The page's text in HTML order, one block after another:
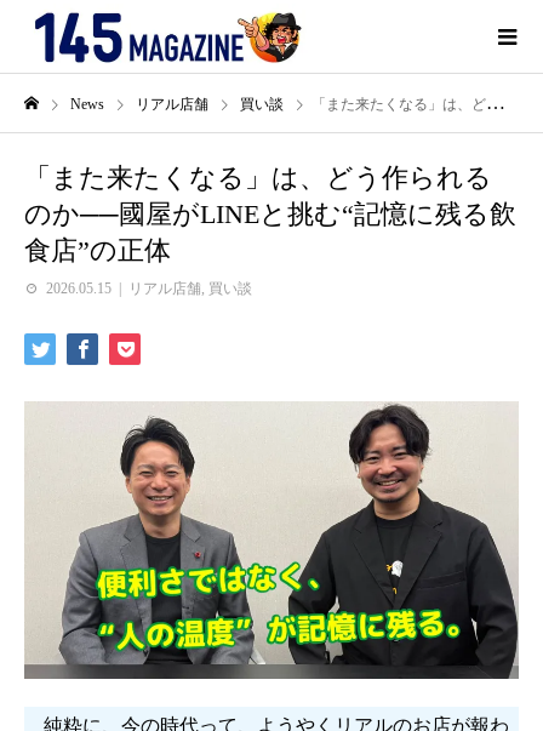
News リアル店舗 買い談 「また来たくなる」は、どう作られるのか──國屋がLINEと挑む“記憶に残る飲食店”の正体
「また来たくなる」は、どう作られる
のか──國屋がLINEと挑む“記憶に残る飲
食店”の正体
2026.05.15 リアル店舗 買い談
純粋に、今の時代って、ようやくリアルのお店が報わ